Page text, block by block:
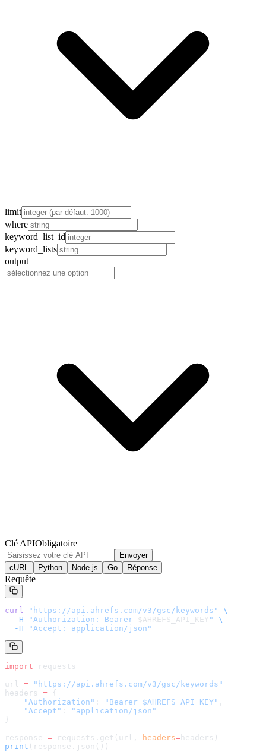
limit
where
keyword_list_id
keyword_lists
output
Clé APIObligatoire
Envoyer
cURL
Python Node.js Go Réponse
Requête
curl " https://api.ahrefs.com/v3/gsc/keywords "
\
  -H
"Authorization: Bearer $AHREFS_API_KEY "
\
  -H
"Accept: application/json"
import requests
url = " https://api.ahrefs.com/v3/gsc/keywords "
headers = {
    "Authorization"
: "Bearer $AHREFS_API_KEY" ,
    "Accept"
:
"application/json"
}
response = requests.get(url, headers= headers )
print (response.json())